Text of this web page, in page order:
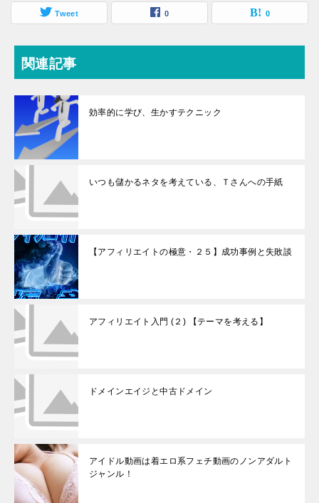
Tweet 0 0
関連記事
効率的に学び、生かすテクニック
いつも儲かるネタを考えている、Ｔさんへの手紙
【アフィリエイトの極意・２５】成功事例と失敗談
アフィリエイト入門 (２) 【テーマを考える】
ドメインエイジと中古ドメイン
アイドル動画は着エロ系フェチ動画のノンアダルト
ジャンル！